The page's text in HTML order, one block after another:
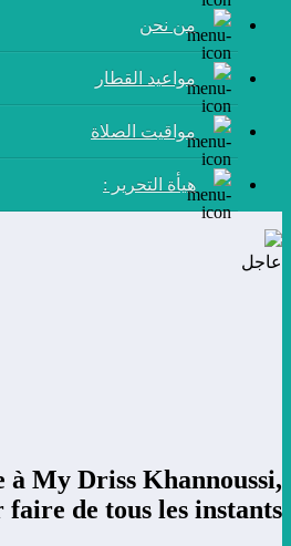
من نحن
مواعيد القطار
مواقيت الصلاة
هيأة التحرير :
عاجل
à My Driss Khannoussi,
faire de tous les instants